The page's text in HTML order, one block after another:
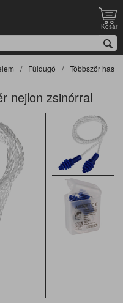
Kosár
Füldugó Többször
nejlon zsinórral